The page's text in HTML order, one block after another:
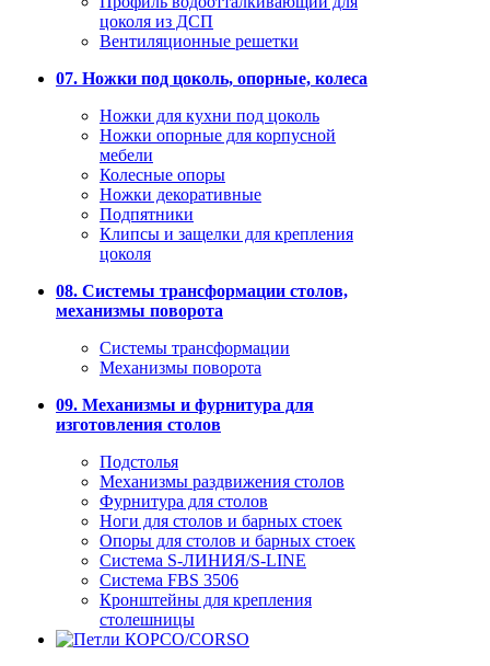
цоколя из ДСП
Вентиляционные решетки
07. Ножки под цоколь, опорные, колеса
Ножки для кухни под цоколь
Ножки опорные для корпусной
мебели
Колесные опоры
Ножки декоративные
Подпятники
Клипсы и защелки для крепления
цоколя
08. Системы трансформации столов,
механизмы поворота
Системы трансформации
Механизмы поворота
09. Механизмы и фурнитура для
изготовления столов
Подстолья
Механизмы раздвижения столов
Фурнитура для столов
Ноги для столов и барных стоек
Опоры для столов и барных стоек
Система S-ЛИНИЯ/S-LINE
Система FBS 3506
Кронштейны для крепления
столешницы